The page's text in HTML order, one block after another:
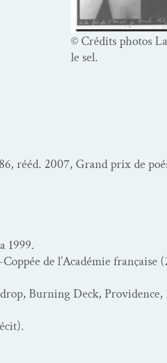
© Crédits pho­tos
le sel.
rééd. 2007, Grand prix de
1999.
de l’Académie française
Burn­ing Deck, Prov­i­dence,